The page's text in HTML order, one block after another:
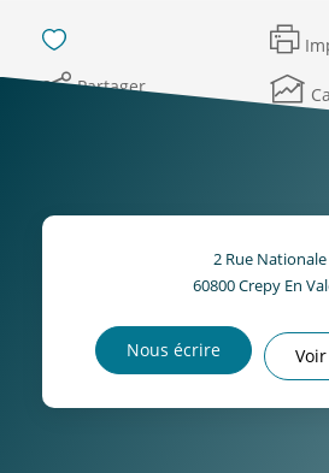
Partager
2 Rue Nationale
60800Crepy En
Nous écrire